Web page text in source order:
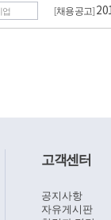
업 [채용공고]
고객센터
공지사항
자유게시판